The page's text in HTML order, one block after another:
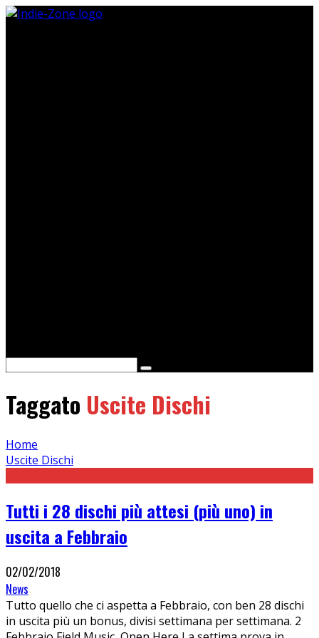
Taggato Uscite Dischi
Home
Uscite Dischi
Tutti i 28 dischi più attesi (più uno) in
uscita a Febbraio
02/02/2018
News
Tutto quello che ci aspetta a Febbraio, con ben 28 dischi
in uscita più un bonus, divisi settimana per settimana. 2